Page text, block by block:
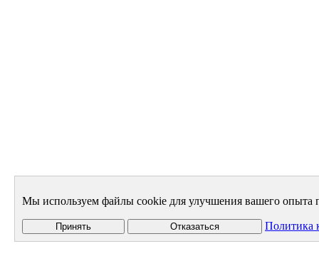
Мы используем файлы cookie для улучшения вашего опыта
Принять Отказаться Политика